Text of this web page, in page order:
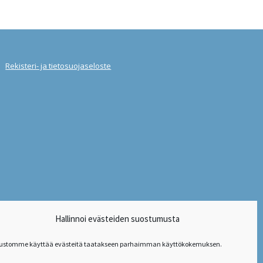
Hallinnoi evästeiden suostumusta
käyttää evästeitä taatakseen parhaimman käyttökokemuksen.
Rekisteri- ja tietosuojaseloste